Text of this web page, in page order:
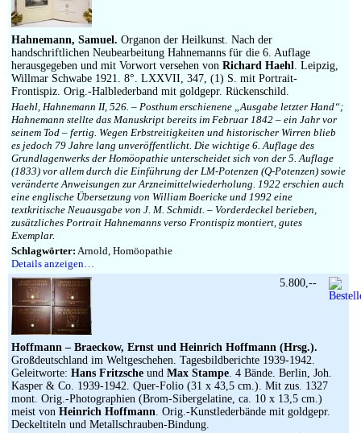
Hahnemann, Samuel. Organon der Heilkunst. Nach der
handschriftlichen Neubearbeitung Hahnemanns für die 6. Auflage
herausgegeben und mit Vorwort versehen von Richard Haehl. Leipzig,
Willmar Schwabe 1921. 8°. LXXVII, 347, (1) S. mit Portrait-
Frontispiz. Orig.-Halblederband mit goldgepr. Rückenschild.
Haehl, Hahnemann II, 526. – Posthum erschienene „Ausgabe letzter Hand“;
Hahnemann stellte das Manuskript bereits im Februar 1842 – ein Jahr vor
seinem Tod – fertig. Wegen Erbstreitigkeiten und historischer Wirren blieb
es jedoch 79 Jahre lang unveröffentlicht. Die wichtige 6. Auflage des
Grundlagenwerks der Homöopathie unterscheidet sich von der 5. Auflage
(1833) vor allem durch die Einführung der LM-Potenzen (Q-Potenzen) sowie
veränderte Anweisungen zur Arzneimittelwiederholung. 1922 erschien auch
eine englische Übersetzung von William Boericke und 1992 eine
textkritische Neuausgabe von J. M. Schmidt. – Vorderdeckel berieben,
zusätzliches Portrait Hahnemanns verso Frontispiz montiert, gutes
Exemplar.
Schlagwörter: Arnold, Homöopathie
Details anzeigen…
Hoffmann – Braeckow, Ernst und Heinrich Hoffmann (Hrsg.).
Großdeutschland im Weltgeschehen. Tagesbildberichte 1939-1942.
Geleitworte: Hans Fritzsche und Max Stampe. 4 Bände. Berlin, Joh.
Kasper & Co. 1939-1942. Quer-Folio (31 x 43,5 cm.). Mit zus. 1327
mont. Orig.-Photographien (Brom-Sibergelatine, ca. 10 x 13,5 cm.)
meist von Heinrich Hoffmann. Orig.-Kunstlederbände mit goldgepr.
Deckeltiteln und Metallschrauben-Bindung.
5.800,--